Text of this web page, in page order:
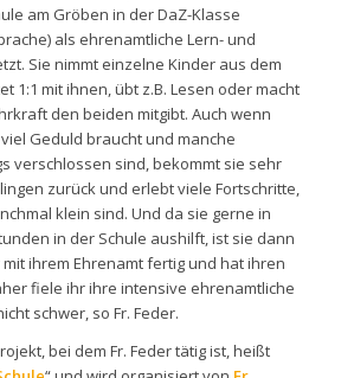
am Gröben in der DaZ-Klasse
als ehrenamtliche Lern- und
Sie nimmt einzelne Kinder aus dem
1:1 mit ihnen, übt z.B. Lesen oder macht
den beiden mitgibt. Auch wenn
Geduld braucht und manche
verschlossen sind, bekommt sie sehr
zurück und erlebt viele Fortschritte,
klein sind. Und da sie gerne in
in der Schule aushilft, ist sie dann
mit ihrem Ehrenamt fertig und hat ihren
fiele ihr ihre intensive ehrenamtliche
schwer, so Fr. Feder.
bei dem Fr. Feder tätig ist, heißt